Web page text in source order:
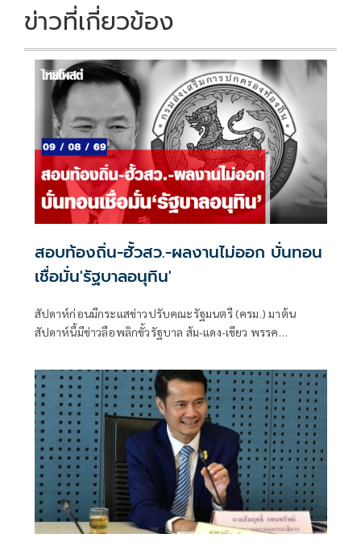
ข่าวที่เกี่ยวข้อง
สอบท้องถิ่น-ฮั้วสว.-ผลงานไม่ออก บั่นทอน
เชื่อมั่น'รัฐบาลอนุทิน'
สัปดาห์ก่อนมีกระแสข่าวปรับคณะรัฐมนตรี (ครม.) มาต้น
สัปดาห์นี้มีข่าวลือพลิกขั้วรัฐบาล ส้ม-แดง-เขียว พรรค